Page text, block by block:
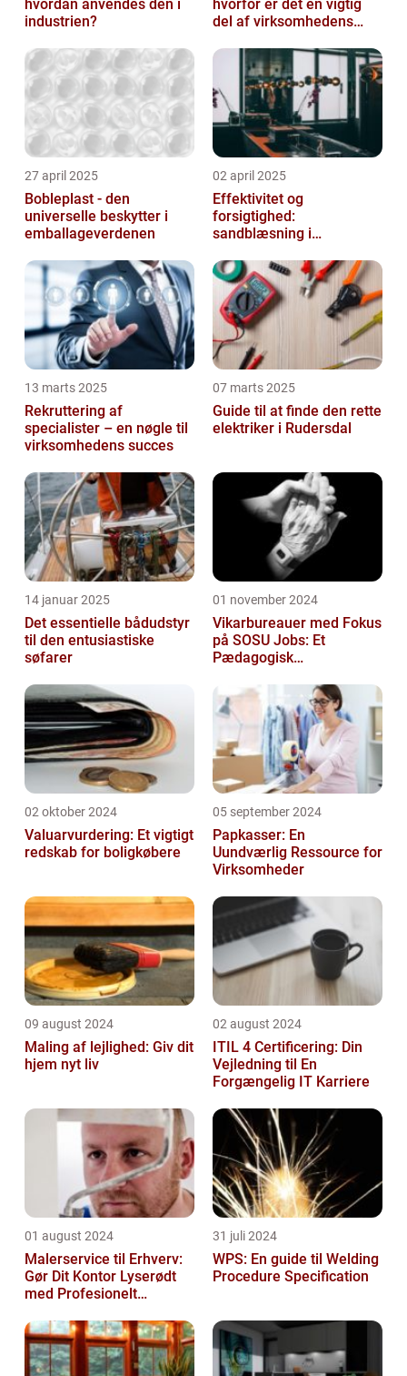
hvordan anvendes den i
industrien?
hvorfor er det en vigtig
del af virksomhedens
27 april 2025
Bobleplast - den
universelle beskytter i
emballageverdenen
02 april 2025
Effektivitet og
forsigtighed:
sandblæsning i
13 marts 2025
Rekruttering af
specialister – en nøgle til
virksomhedens succes
07 marts 2025
Guide til at finde den rette
elektriker i Rudersdal
14 januar 2025
Det essentielle bådudstyr
til den entusiastiske
søfarer
01 november 2024
Vikarbureauer med Fokus
på SOSU Jobs: Et
Pædagogisk
02 oktober 2024
Valuarvurdering: Et vigtigt
redskab for boligkøbere
05 september 2024
Papkasser: En
Uundværlig Ressource for
Virksomheder
09 august 2024
Maling af lejlighed: Giv dit
hjem nyt liv
02 august 2024
ITIL 4 Certificering: Din
Vejledning til En
Forgængelig IT Karriere
01 august 2024
Malerservice til Erhverv:
Gør Dit Kontor Lyserødt
med Profesionelt
31 juli 2024
WPS: En guide til Welding
Procedure Specification